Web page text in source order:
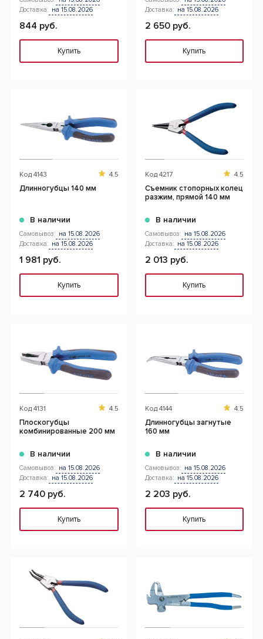
Доставка: на 15.08.2026
844 руб.
Купить
Доставка: на 15.08.2026
2 650 руб.
Купить
Код 4143 4.5
Длинногубцы 140 мм
В наличии
Самовывоз: на 15.08.2026
Доставка: на 15.08.2026
1 981 руб.
Купить
Код 4217 4.5
Съемник стопорных колец
разжим, прямой 140 мм
В наличии
Самовывоз: на 15.08.2026
Доставка: на 15.08.2026
2 013 руб.
Купить
Код 4131 4.5
Плоскогубцы
комбинированные 200 мм
В наличии
Самовывоз: на 15.08.2026
Доставка: на 15.08.2026
2 740 руб.
Купить
Код 4144 4.5
Длинногубцы загнутые
160 мм
В наличии
Самовывоз: на 15.08.2026
Доставка: на 15.08.2026
2 203 руб.
Купить